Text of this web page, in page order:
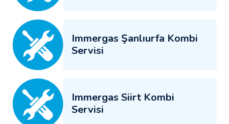
Immergas Şanlıurfa Kombi
Servisi
Immergas Siirt Kombi
Servisi